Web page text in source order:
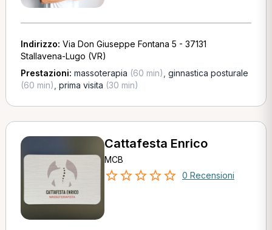
Indirizzo: Via Don Giuseppe Fontana 5 - 37131
Stallavena-Lugo (VR)
Prestazioni: massoterapia (60 min) ginnastica posturale
(60 min) prima visita (30 min)
Cattafesta Enrico
MCB
0 Recensioni